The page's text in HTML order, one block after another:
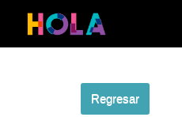
Regresar